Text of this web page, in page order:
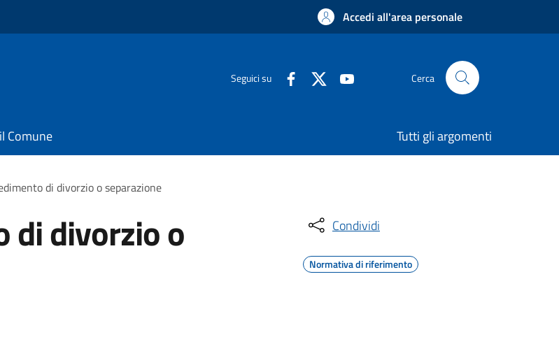
Accedi all'area personale
Seguici su Cerca
Comune Tutti gli argomenti
di divorzio o separazione
di divorzio o Condividi
Normativa di riferimento